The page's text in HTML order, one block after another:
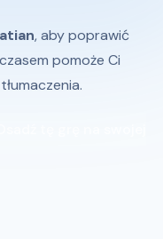
, aby poprawić
pomoże Ci